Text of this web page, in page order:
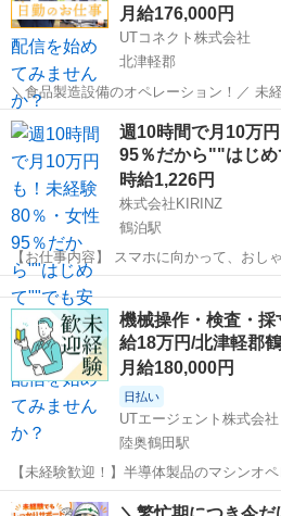
月給176,000円
UTコネクト株式会社
北津軽郡
＼食品製造設備のオペレーション！／ 未経験の方歓迎！ 製造経験や食
品工場作業の経験がある方大歓迎♪ お豆腐、油揚げ、納豆、玉子とう
ふ、蒟蒻などを製造するための 設備のオ
ます！ ＜具体的には…＞...
青森 北津軽郡 工場
週10時間で月10万
95％だから""はじ
時給1,226円
株式会社KIRINZ
鶴泊駅
【お仕事内容】 スマホに向かって、おし
（17LIVE／Pococha／IRIAM など）でラ
——————————— 配信内容はぜんぶ
——————————— ・今日...
青森 北津軽郡
機械操作・検査・採
給18万円/北津軽郡
月給180,000円
日払い
UTエージェント株式会
陸奥鶴田駅
【未経験歓迎！】半導体製品のマシンオ
休124日&長期休暇あり 【キャンペーン】 【デジタルギフト】 赴任で
青森 北津軽郡 陸奥鶴田駅 仕